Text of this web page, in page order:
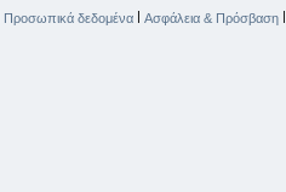
Προσωπικά δεδομένα | Ασφάλεια & Πρόσβαση